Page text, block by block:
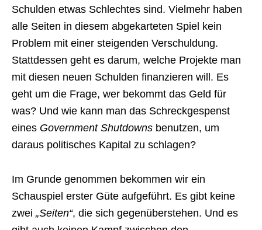
Schulden etwas Schlechtes sind. Vielmehr haben
alle Seiten in diesem abgekarteten Spiel kein
Problem mit einer steigenden Verschuldung.
Stattdessen geht es darum, welche Projekte man
mit diesen neuen Schulden finanzieren will. Es
geht um die Frage, wer bekommt das Geld für
was? Und wie kann man das Schreckgespenst
eines Government Shutdowns benutzen, um
daraus politisches Kapital zu schlagen?
Im Grunde genommen bekommen wir ein
Schauspiel erster Güte aufgeführt. Es gibt keine
zwei „Seiten“, die sich gegenüberstehen. Und es